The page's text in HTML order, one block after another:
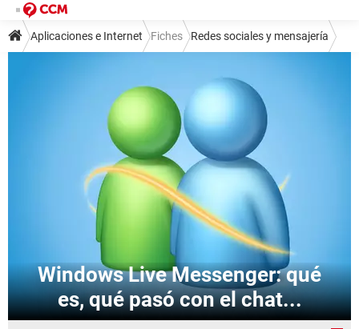
Aplicaciones e Internet Fiches Redes sociales y mensajería
Windows Live Messenger: qué
es, qué pasó con el chat...